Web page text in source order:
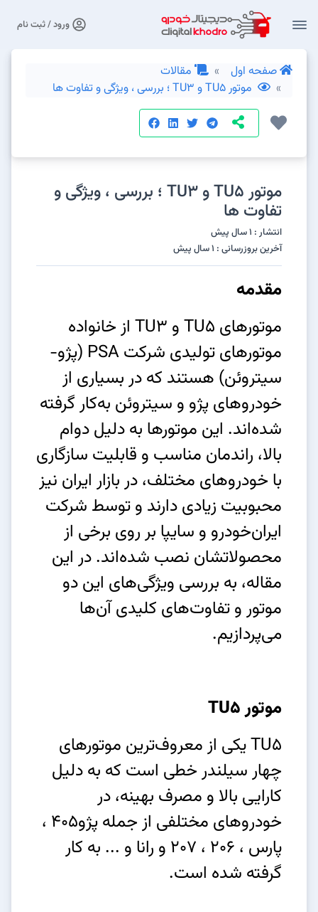
ورود / ثبت نام
صفحه اول
مقالات
موتور TU5 و TU3 ؛ بررسی ، ویژگی و تفاوت ها
موتور TU5 و TU3 ؛ بررسی ، ویژگی و
تفاوت ها
انتشار : 1 سال پیش
آخرین بروزرسانی : 1 سال پیش
مقدمه
موتورهای TU5 و TU3 از خانواده
موتورهای تولیدی شرکت PSA (پژو-
سیتروئن) هستند که در بسیاری از
خودروهای پژو و سیتروئن به‌کار گرفته
شده‌اند. این موتورها به دلیل دوام
بالا، راندمان مناسب و قابلیت سازگاری
با خودروهای مختلف، در بازار ایران نیز
محبوبیت زیادی دارند و توسط شرکت
ایران‌خودرو و سایپا بر روی برخی از
محصولاتشان نصب شده‌اند. در این
مقاله، به بررسی ویژگی‌های این دو
موتور و تفاوت‌های کلیدی آن‌ها
می‌پردازیم.
موتور TU5
TU5 یکی از معروف‌ترین موتورهای
چهار سیلندر خطی است که به دلیل
کارایی بالا و مصرف بهینه، در
خودروهای مختلفی از جمله پژو405 ،
پارس ، 206 ، 207 و رانا و ... به کار
گرفته شده است.